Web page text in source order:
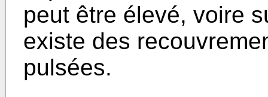
peut être élevé, voire
existe des
pulsées.